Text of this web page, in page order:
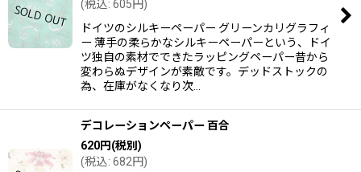
(税込: 605円)
ドイツのシルキーペーパー グリーンカリグラフィ
ー 薄手の柔らかなシルキーペーパーという、ドイ
ツ独自の素材でできたラッピングペーパー昔から
変わらぬデザインが素敵です。デッドストックの
為、在庫がなくなり次…
デコレーションペーパー 百合
620円(税別)
(税込: 682円)